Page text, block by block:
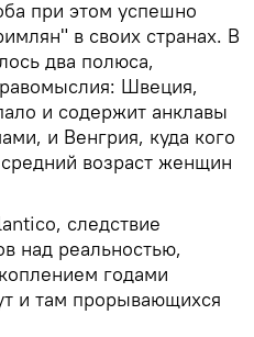
при этом успешно
в своих странах. В
два полюса,
Швеция,
и содержит анклавы
и Венгрия, куда кого
возраст женщин
следствие
над реальностью,
годами
и там прорывающихся